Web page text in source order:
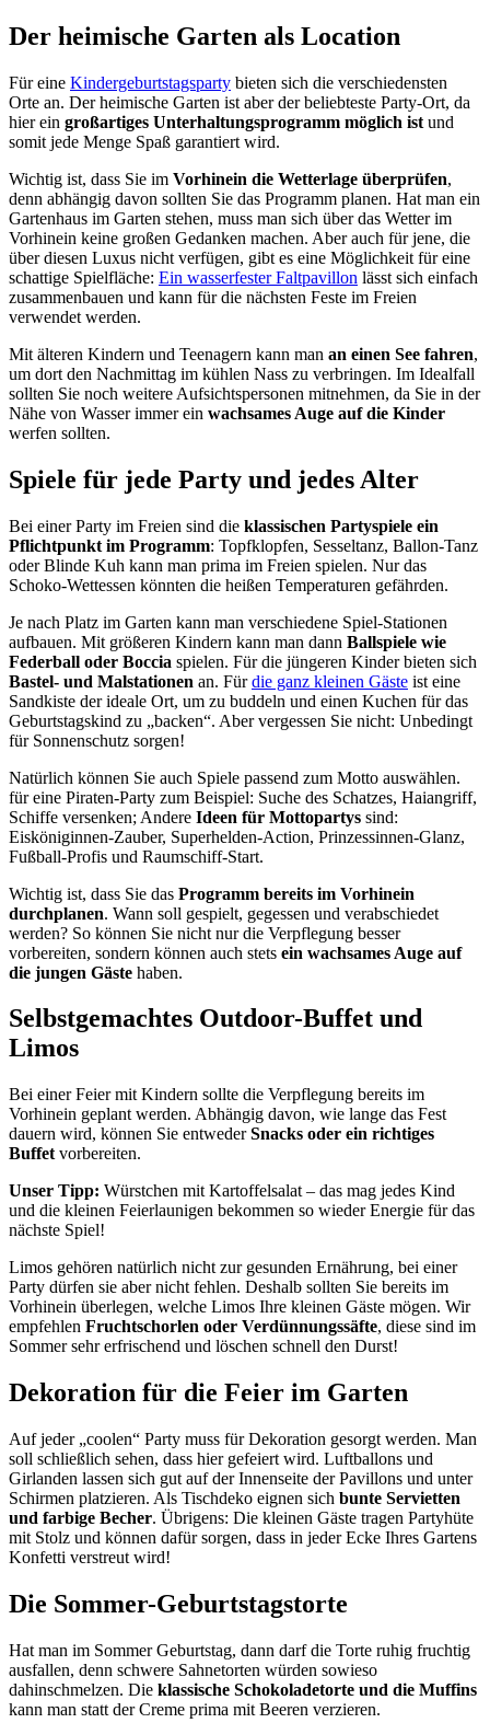
Der heimische Garten als Location
Für eine Kindergeburtstagsparty bieten sich die verschiedensten
Orte an. Der heimische Garten ist aber der beliebteste Party-Ort, da
hier ein großartiges Unterhaltungsprogramm möglich ist und
somit jede Menge Spaß garantiert wird.
Wichtig ist, dass Sie im Vorhinein die Wetterlage überprüfen,
denn abhängig davon sollten Sie das Programm planen. Hat man ein
Gartenhaus im Garten stehen, muss man sich über das Wetter im
Vorhinein keine großen Gedanken machen. Aber auch für jene, die
über diesen Luxus nicht verfügen, gibt es eine Möglichkeit für eine
schattige Spielfläche: Ein wasserfester Faltpavillon lässt sich einfach
zusammenbauen und kann für die nächsten Feste im Freien
verwendet werden.
Mit älteren Kindern und Teenagern kann man an einen See fahren,
um dort den Nachmittag im kühlen Nass zu verbringen. Im Idealfall
sollten Sie noch weitere Aufsichtspersonen mitnehmen, da Sie in der
Nähe von Wasser immer ein wachsames Auge auf die Kinder
werfen sollten.
Spiele für jede Party und jedes Alter
Bei einer Party im Freien sind die klassischen Partyspiele ein
Pflichtpunkt im Programm: Topfklopfen, Sesseltanz, Ballon-Tanz
oder Blinde Kuh kann man prima im Freien spielen. Nur das
Schoko-Wettessen könnten die heißen Temperaturen gefährden.
Je nach Platz im Garten kann man verschiedene Spiel-Stationen
aufbauen. Mit größeren Kindern kann man dann Ballspiele wie
Federball oder Boccia spielen. Für die jüngeren Kinder bieten sich
Bastel- und Malstationen an. Fürdie ganz kleinen Gäste ist eine
Sandkiste der ideale Ort, um zu buddeln und einen Kuchen für das
Geburtstagskind zu „backen“. Aber vergessen Sie nicht: Unbedingt
für Sonnenschutz sorgen!
Natürlich können Sie auch Spiele passend zum Motto auswählen.
für eine Piraten-Party zum Beispiel: Suche des Schatzes, Haiangriff,
Schiffe versenken; Andere Ideen für Mottopartys sind:
Eisköniginnen-Zauber, Superhelden-Action, Prinzessinnen-Glanz,
Fußball-Profis und Raumschiff-Start.
Wichtig ist, dass Sie das Programm bereits im Vorhinein
durchplanen. Wann soll gespielt, gegessen und verabschiedet
werden? So können Sie nicht nur die Verpflegung besser
vorbereiten, sondern können auch stets ein wachsames Auge auf
die jungen Gäste haben.
Selbstgemachtes Outdoor-Buffet und
Limos
Bei einer Feier mit Kindern sollte die Verpflegung bereits im
Vorhinein geplant werden. Abhängig davon, wie lange das Fest
dauern wird, können Sie entwederSnacks oder ein richtiges
Buffet vorbereiten.
Unser Tipp: Würstchen mit Kartoffelsalat – das mag jedes Kind
und die kleinen Feierlaunigen bekommen so wieder Energie für das
nächste Spiel!
Limos gehören natürlich nicht zur gesunden Ernährung, bei einer
Party dürfen sie aber nicht fehlen. Deshalb sollten Sie bereits im
Vorhinein überlegen, welche Limos Ihre kleinen Gäste mögen. Wir
empfehlen Fruchtschorlen oder Verdünnungssäfte, diese sind im
Sommer sehr erfrischend und löschen schnell den Durst!
Dekoration für die Feier im Garten
Auf jeder „coolen“ Party muss für Dekoration gesorgt werden. Man
soll schließlich sehen, dass hier gefeiert wird. Luftballons und
Girlanden lassen sich gut auf der Innenseite der Pavillons und unter
Schirmen platzieren. Als Tischdeko eignen sich bunte Servietten
und farbige Becher. Übrigens: Die kleinen Gäste tragen Partyhüte
mit Stolz und können dafür sorgen, dass in jeder Ecke Ihres Gartens
Konfetti verstreut wird!
Die Sommer-Geburtstagstorte
Hat man im Sommer Geburtstag, dann darf die Torte ruhig fruchtig
ausfallen, denn schwere Sahnetorten würden sowieso
dahinschmelzen. Die klassische Schokoladetorte und die Muffins
kann man statt der Creme prima mit Beeren verzieren.